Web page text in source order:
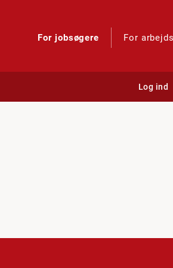
For jobsøgere For
Log ind